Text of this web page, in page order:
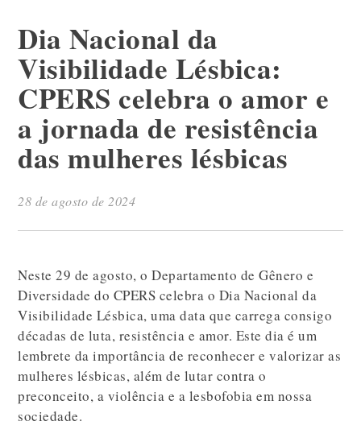
Dia Nacional da
Visibilidade Lésbica:
CPERS celebra o amor e
a jornada de resistência
das mulheres lésbicas
28 de agosto de 2024
Neste 29 de agosto, o Departamento de Gênero e
Diversidade do CPERS celebra o Dia Nacional da
Visibilidade Lésbica, uma data que carrega consigo
décadas de luta, resistência e amor. Este dia é um
lembrete da importância de reconhecer e valorizar as
mulheres lésbicas, além de lutar contra o
preconceito, a violência e a lesbofobia em nossa
sociedade.